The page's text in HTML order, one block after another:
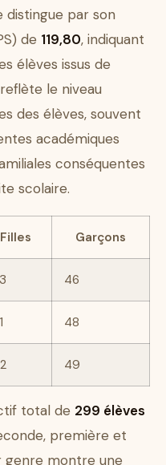
distingue par son
de 119,80, indiquant
élèves issus de
le niveau
des élèves, souvent
académiques
conséquentes
scolaire.
Filles Garçons
46
48
49
total de 299 élèves
première et
genre montre une